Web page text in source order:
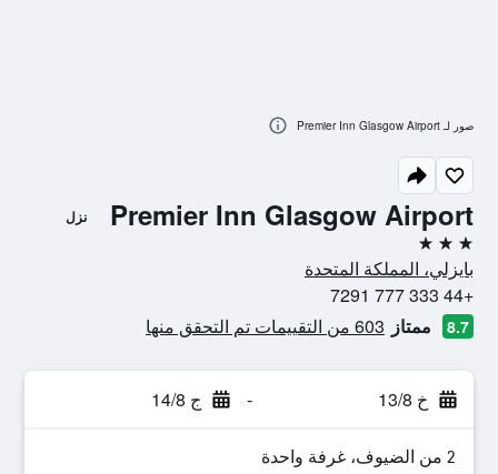
Premier Inn Glasgow Airport نزل
3 نجوم
بايزلي، المملكة المتحدة
+44 333 777 7291
8.7 ممتاز 603 من التقييمات تم التحقق منها
خ 13/8 - ج 14/8
2 من الضيوف، غرفة واحدة
صور لـ Premier Inn Glasgow Airport